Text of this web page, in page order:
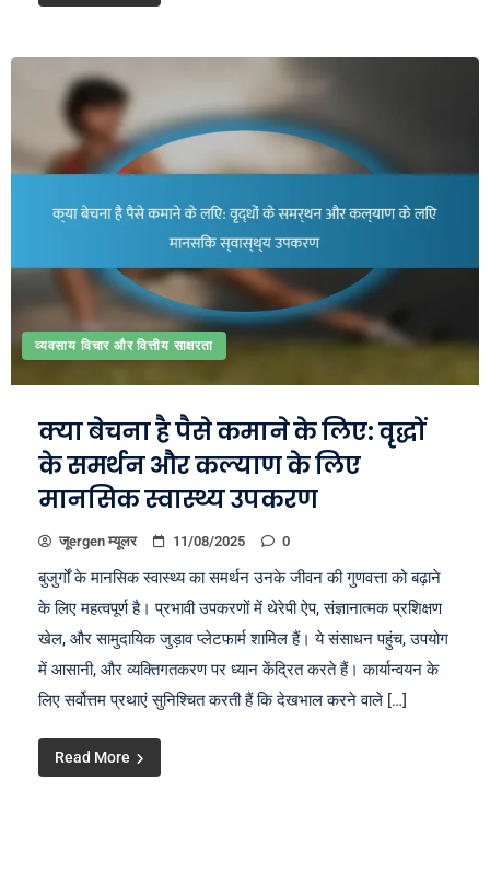
व्यवसाय विचार और वित्तीय साक्षरता
क्या बेचना है पैसे कमाने के लिए: वृद्धों
के समर्थन और कल्याण के लिए
मानसिक स्वास्थ्य उपकरण
जूergen म्यूलर 11/08/2025 0
बुजुर्गों के मानसिक स्वास्थ्य का समर्थन उनके जीवन की गुणवत्ता को बढ़ाने
के लिए महत्वपूर्ण है। प्रभावी उपकरणों में थेरेपी ऐप, संज्ञानात्मक प्रशिक्षण
खेल, और सामुदायिक जुड़ाव प्लेटफार्म शामिल हैं। ये संसाधन पहुंच, उपयोग
में आसानी, और व्यक्तिगतकरण पर ध्यान केंद्रित करते हैं। कार्यान्वयन के
लिए सर्वोत्तम प्रथाएं सुनिश्चित करती हैं कि देखभाल करने वाले […]
Read More